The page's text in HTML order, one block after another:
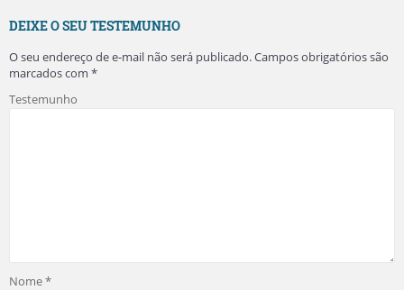
DEIXE O SEU TESTEMUNHO
O seu endereço de e-mail não será publicado.Campos obrigatórios são
marcados com *
Testemunho
Nome*